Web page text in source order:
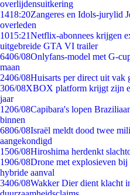
overlijdensuitkering
1418:20Zangeres en Idols-jurylid
overleden
1015:21Netflix-abonnees krijgen
uitgebreide GTA VI trailer
6406/08Onlyfans-model met G-
maan
2406/08Huisarts per direct uit vak
306/08XBOX platform krijgt zijn
jaar
1206/08Capibara's lopen
binnen
6806/08Israël meldt dood twee
aangekondigd
1506/08Hiroshima herdenkt
1906/08Drone met explosieven
hybride aanval
3406/08Wakker Dier dient klacht